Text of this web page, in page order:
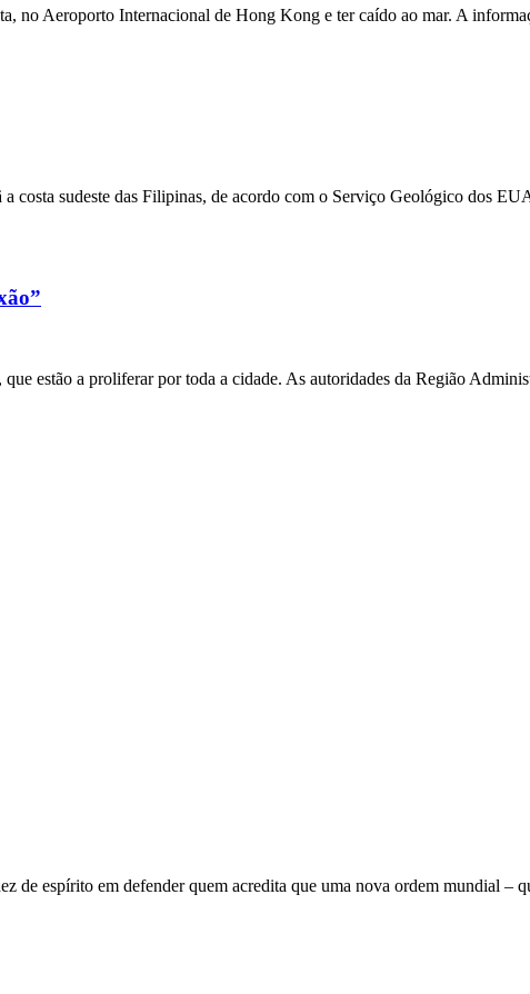
no Aeroporto Internacional de Hong Kong e ter caído ao mar. A
costa sudeste das Filipinas, de acordo com o Serviço Geológico dos
estão a proliferar por toda a cidade. As autoridades da Região
de espírito em defender quem acredita que uma nova ordem mundial –